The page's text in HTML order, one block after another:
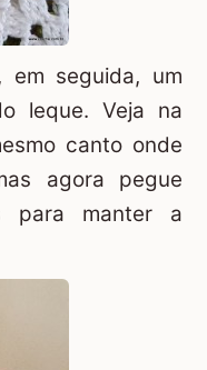
em seguida, um
leque. Veja na
canto onde
agora pegue
para manter a